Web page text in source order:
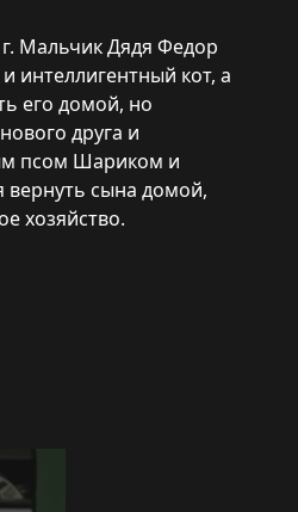
Мальчик Дядя Федор
интеллигентный кот, а
его домой, но
друга и
псом Шариком и
сына домой,
хозяйство.